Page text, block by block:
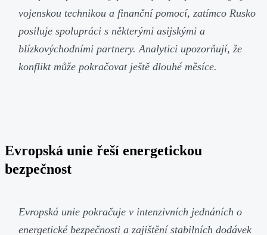
vojenskou technikou a finanční pomocí, zatímco Rusko
posiluje spolupráci s některými asijskými a
blízkovýchodními partnery. Analytici upozorňují, že
konflikt může pokračovat ještě dlouhé měsíce.
Evropská unie řeší energetickou
bezpečnost
Evropská unie pokračuje v intenzivních jednáních o
energetické bezpečnosti a zajištění stabilních dodávek